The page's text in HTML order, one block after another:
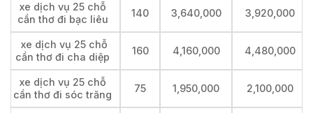
xe dịch vụ 25 chỗ
cần thơ đi bạc liêu
140 3,640,000 3,920,000
xe dịch vụ 25 chỗ
cần thơ đi cha diệp
160 4,160,000 4,480,000
xe dịch vụ 25 chỗ
cần thơ đi sóc trăng
75 1,950,000 2,100,000